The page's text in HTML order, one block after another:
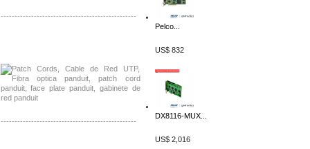
-------------------------------------------------
-------------------------------------------------
Pelco...
US$ 832
DX8116-MUX...
US$ 2,016